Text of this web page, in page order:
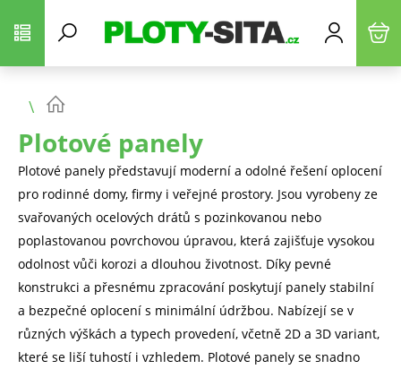
Plotové panely
Plotové panely představují moderní a odolné řešení oplocení
pro rodinné domy, firmy i veřejné prostory. Jsou vyrobeny ze
svařovaných ocelových drátů s pozinkovanou nebo
poplastovanou povrchovou úpravou, která zajišťuje vysokou
odolnost vůči korozi a dlouhou životnost. Díky pevné
konstrukci a přesnému zpracování poskytují panely stabilní
a bezpečné oplocení s minimální údržbou. Nabízejí se v
různých výškách a typech provedení, včetně 2D a 3D variant,
které se liší tuhostí i vzhledem. Plotové panely se snadno